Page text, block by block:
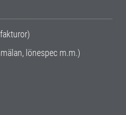
lönespec m.m.)